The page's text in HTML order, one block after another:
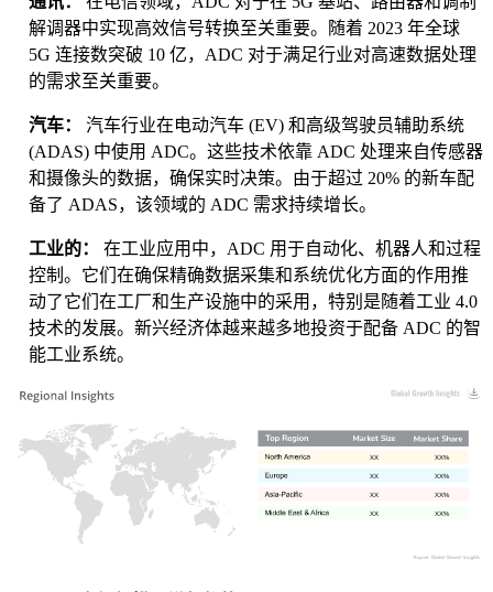
解调器中实现高效信号转换至关重要。随着 2023 年全球
5G 连接数突破 10 亿，ADC 对于满足行业对高速数据处理
的需求至关重要。
汽车： 汽车行业在电动汽车 (EV) 和高级驾驶员辅助系统
(ADAS) 中使用 ADC。这些技术依靠 ADC 处理来自传感器
和摄像头的数据，确保实时决策。由于超过 20% 的新车配
备了 ADAS，该领域的 ADC 需求持续增长。
工业的： 在工业应用中，ADC 用于自动化、机器人和过程
控制。它们在确保精确数据采集和系统优化方面的作用推
动了它们在工厂和生产设施中的采用，特别是随着工业 4.0
技术的发展。新兴经济体越来越多地投资于配备 ADC 的智
能工业系统。
XX%
XX
XX%
XX
XX%
XX
XX%
XX